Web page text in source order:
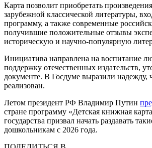
Карта позволит приобретать
зарубежной классической литературы,
программу, а также современные
получившие положительные отзывы
историческую и научно-популярную
Инициатива направлена на воспитание
поддержку отечественных издательств,
документе. В Госдуме выразили надежду,
реализован.
Летом президент РФ Владимир Путин
стране программу «Детская книжная
государства призвал начать раздавать
дошкольникам с 2026 года.